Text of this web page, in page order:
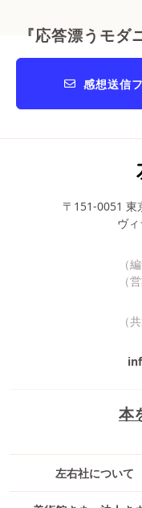
『応答漂うモダ
感想送信
本
左右社について
〒151-0051 東
ヴ
（
（
（